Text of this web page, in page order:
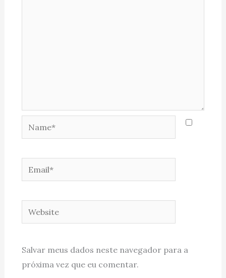
Name*
Email*
Website
Salvar meus dados neste navegador para a
próxima vez que eu comentar.